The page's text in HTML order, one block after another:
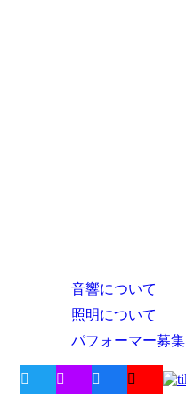
音響について
照明について
パフォーマー募集